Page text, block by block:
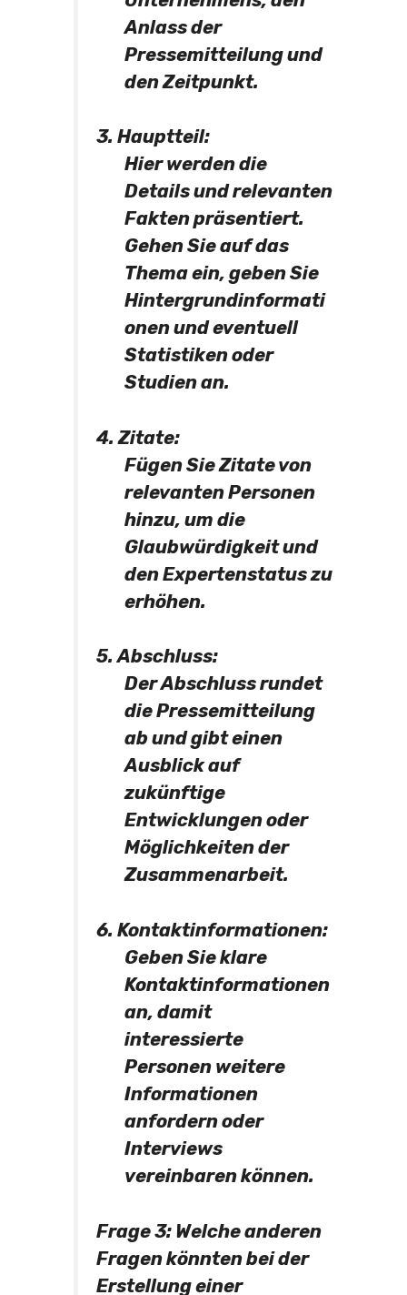
Anlass der
Pressemitteilung und
den Zeitpunkt.
3. Hauptteil:
Hier werden die
Details und relevanten
Fakten präsentiert.
Gehen Sie auf das
Thema ein, geben Sie
Hintergrundinformati
onen und eventuell
Statistiken oder
Studien an.
4. Zitate:
Fügen Sie Zitate von
relevanten Personen
hinzu, um die
Glaubwürdigkeit und
den Expertenstatus zu
erhöhen.
5. Abschluss:
Der Abschluss rundet
die Pressemitteilung
ab und gibt einen
Ausblick auf
zukünftige
Entwicklungen oder
Möglichkeiten der
Zusammenarbeit.
6. Kontaktinformationen:
Geben Sie klare
Kontaktinformationen
an, damit
interessierte
Personen weitere
Informationen
anfordern oder
Interviews
vereinbaren können.
Frage 3: Welche anderen
Fragen könnten bei der
Erstellung einer